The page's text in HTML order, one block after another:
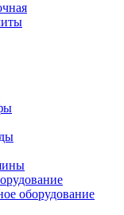
оборудование